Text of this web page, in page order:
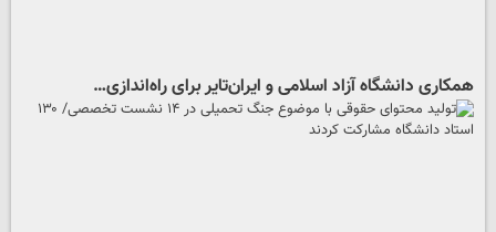
همکاری دانشگاه آزاد اسلامی و ایران‌تایر برای راه‌اندازی…